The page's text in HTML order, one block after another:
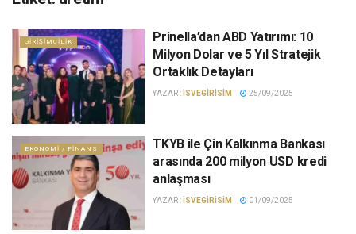
GIRIŞIMCILIK
Prinella’dan ABD Yatırımı: 10
Milyon Dolar ve 5 Yıl Stratejik
Ortaklık Detayları
YAZAR :ISVEGIRISIM 25/09/2025
EKONOMI / FINANS
TKYB ile Çin Kalkınma Bankası
arasında 200 milyon USD kredi
anlaşması
YAZAR :ISVEGIRISIM 01/09/2025